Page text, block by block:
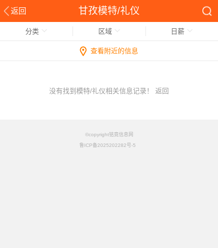
返回 甘孜模特/礼仪
分类 区域 日薪
查看附近的信息
没有找到模特/礼仪相关信息记录！ 返回
©copyright铭竟信息网
鲁ICP备2025202282号-5